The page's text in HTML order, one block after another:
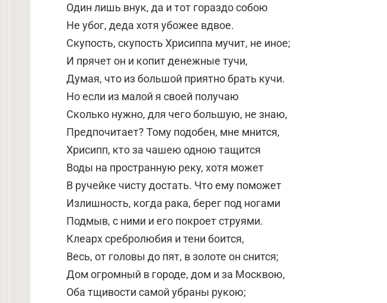
Один лишь внук, да и тот гораздо собою
Не убог, деда хотя убожее вдвое.
Скупость, скупость Хрисиппа мучит, не иное;
И прячет он и копит денежные тучи,
Думая, что из большой приятно брать кучи.
Но если из малой я своей получаю
Сколько нужно, для чего большую, не знаю,
Предпочитает? Тому подобен, мне мнится,
Хрисипп, кто за чашею одною тащится
Воды на пространную реку, хотя может
В ручейке чисту достать. Что ему поможет
Излишность, когда рака, берег под ногами
Подмыв, с ними и его покроет струями.
Клеарх сребролюбия и тени боится,
Весь, от головы до пят, в золоте он снится;
Дом огромный в городе, дом и за Москвою,
Оба тщивости самой убраны рукою;